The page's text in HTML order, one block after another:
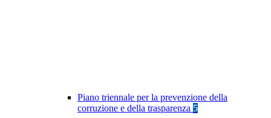
Piano triennale per la prevenzione della
corruzione e della trasparenza 5